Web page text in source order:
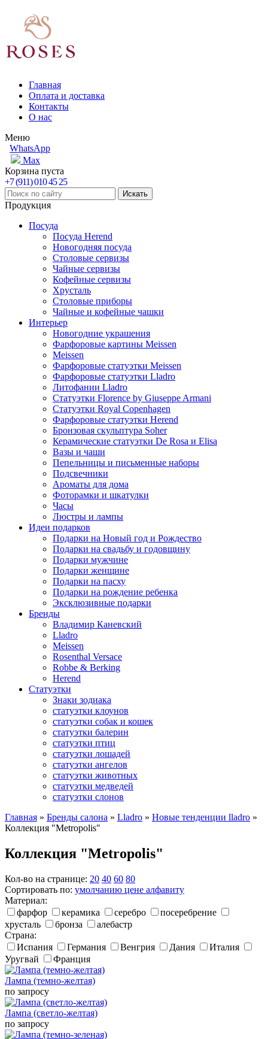
Главная
Оплата и доставка
Контакты
О нас
Меню
WhatsApp
Max
Корзина пуста
+7 (911) 010 45 25
Продукция
Посуда
Посуда Herend
Новогодняя посуда
Столовые сервизы
Чайные сервизы
Кофейные сервизы
Хрусталь
Столовые приборы
Чайные и кофейные чашки
Интерьер
Новогодние украшения
Фарфоровые картины Meissen
Meissen
Фарфоровые статуэтки Meissen
Фарфоровые статуэтки Lladro
Литофании Lladro
Статуэтки Florence by Giuseppe Armani
Статуэтки Royal Copenhagen
Фарфоровые статуэтки Herend
Бронзовая скульптура Soher
Керамические статуэтки De Rosa и Elisa
Вазы и чаши
Пепельницы и письменные наборы
Подсвечники
Ароматы для дома
Фоторамки и шкатулки
Часы
Люстры и лампы
Идеи подарков
Подарки на Новый год и Рождество
Подарки на свадьбу и годовщину
Подарки мужчине
Подарки женщине
Подарки на пасху
Подарки на рождение ребенка
Эксклюзивные подарки
Бренды
Владимир Каневский
Lladro
Meissen
Rosenthal Versace
Robbe & Berking
Herend
Статуэтки
Знаки зодиака
статуэтки клоунов
статуэтки собак и кошек
статуэтки балерин
статуэтки птиц
статуэтки лошадей
статуэтки ангелов
статуэтки животных
статуэтки медведей
статуэтки слонов
Главная » Бренды салона » Lladro » Новые тенденции lladro »
Коллекция "Metropolis"
Коллекция "Metropolis"
Кол-во на странице: 20 40 60 80
Сортировать по: умолчанию цене алфавиту
Материал:
фарфор
керамика серебро
посеребрение
хрусталь
бронза
алебастр
Страна:
Испания
Германия Венгрия Дания
Италия
Уругвай
Франция
Лампа (темно-желтая)
по запросу
Лампа (светло-желтая)
по запросу